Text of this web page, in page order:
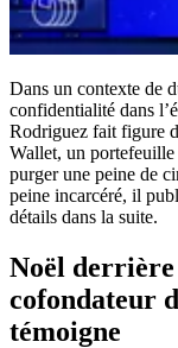
Dans un contexte de
confidentialité dans
Rodriguez fait figure
Wallet, un
purger une peine de
peine incarcéré, il
détails dans la suite.
Noël
cofondateur
témoigne